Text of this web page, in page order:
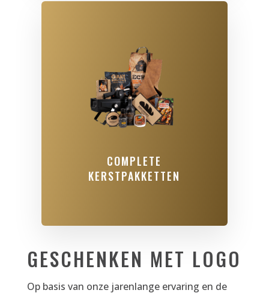
COMPLETE
KERSTPAKKETTEN
GESCHENKEN MET LOGO
Op basis van onze jarenlange ervaring en de